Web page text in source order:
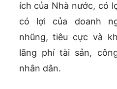
ích của Nhà nước, có
có lợi của doanh
nhũng, tiêu cực và
lãng phí tài sản,
nhân dân.